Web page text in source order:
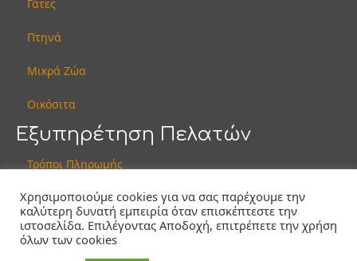
Γάτες
Πτηνά
Μικρά Ζώα
Οικόσιτα
Εξυπηρέτηση Πελατών
Τρόποι Πληρωμής
Τρόποι Αποστολής & Κόστος Μεταφορών
Πολιτική Απορρήτου
Χρησιμοποιούμε cookies για να σας παρέχουμε την
καλύτερη δυνατή εμπειρία όταν επισκέπτεστε την
ιστοσελίδα. Επιλέγοντας Αποδοχή, επιτρέπετε την χρήση
όλων των cookies